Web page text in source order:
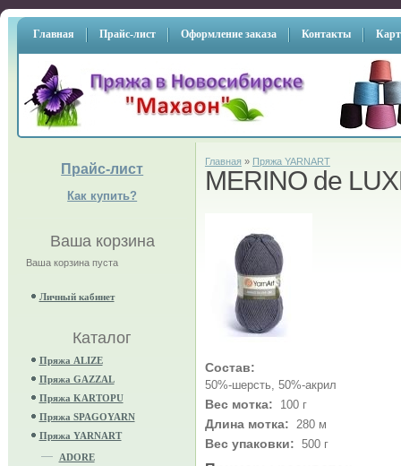
Главная Прайс-лист Оформление заказа Контакты
Прайс-лист
Как купить?
Ваша корзина
Ваша корзина пуста
Личный кабинет
Каталог
Пряжа ALIZE
Пряжа GAZZAL
Пряжа KARTOPU
Пряжа SPAGOYARN
Пряжа YARNART
ADORE
Главная » Пряжа YARNART
MERINO de
Состав:
50%-шерсть, 50%-акрил
Вес мотка: 100 г
Длина мотка: 280 м
Вес упаковки: 500 г